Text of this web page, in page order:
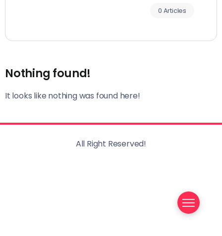
0 Articles
Nothing found!
It looks like nothing was found here!
All Right Reserved!